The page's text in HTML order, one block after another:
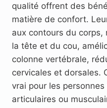
qualité offrent des
matière de confort.
aux contours du corps,
la tête et du cou,
colonne vertébrale,
cervicales et dorsales.
vrai pour les
articulaires ou